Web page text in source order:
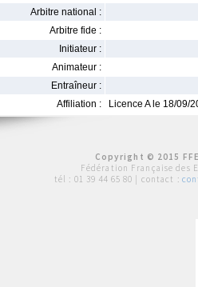
Arbitre national :
Arbitre fide :
Initiateur :
Animateur :
Entraîneur :
Affiliation :
Licence A le 18/09/
Copyright © 2015
Fédération Française des
tél : 01 39 44 65 80 | contact :